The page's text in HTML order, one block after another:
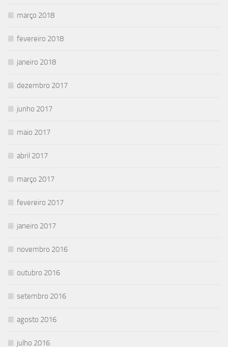
março 2018
fevereiro 2018
janeiro 2018
dezembro 2017
junho 2017
maio 2017
abril 2017
março 2017
fevereiro 2017
janeiro 2017
novembro 2016
outubro 2016
setembro 2016
agosto 2016
julho 2016